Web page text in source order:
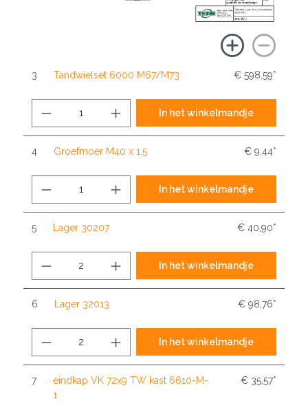
3 Tandwielset 6000 M67/M73 € 598,59*
In het winkelmandje
4 Groefmoer M40 x 1.5 € 9,44*
In het winkelmandje
5 Lager 30207 € 40,90*
In het winkelmandje
6 Lager 32013 € 98,76*
In het winkelmandje
7
eindkap VK 72x9 TW kast 6610-M-
1
€ 35,57*